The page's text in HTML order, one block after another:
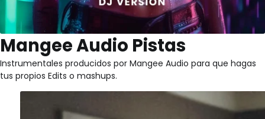
Mangee Audio Pistas
Instrumentales producidos por Mangee Audio para que hagas
tus propios Edits o mashups.